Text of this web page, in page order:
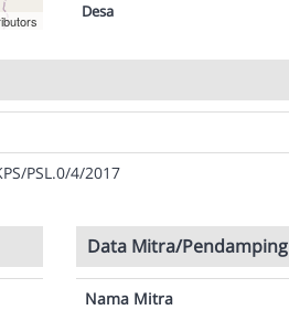
Desa
PSL.0/4/2017
Data Mitra/Pendamping
Nama Mitra